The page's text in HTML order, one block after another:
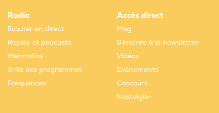
Radio
Ecouter en direct
Replay et podcasts
Webradios
Grille des programmes
Fréquences
Accès direct
Mag
S'inscrire à la newsletter
Vidéos
Evènements
Concours
Nostalgie+